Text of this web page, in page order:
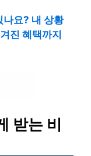
나요? 내 상황
진 혜택까지
받는 비